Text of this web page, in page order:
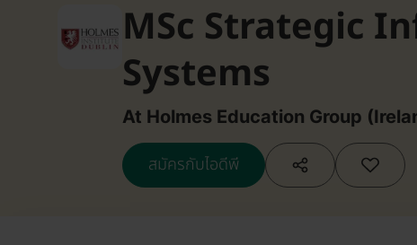
MSc Strategic
Systems
At Holmes Education Group
สมัครกับไอดีพี